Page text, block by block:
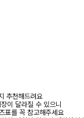
추천해드려요
이 달라질 수 있으니
표를 꼭 참고해주세요